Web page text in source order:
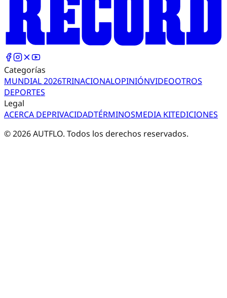
Categorías
MUNDIAL 2026TRINACIONALOPINIÓNVIDEOOTROS
DEPORTES
Legal
ACERCA DEPRIVACIDADTÉRMINOSMEDIA KITEDICIONES
©2026AUTFLO. Todos los derechos reservados.